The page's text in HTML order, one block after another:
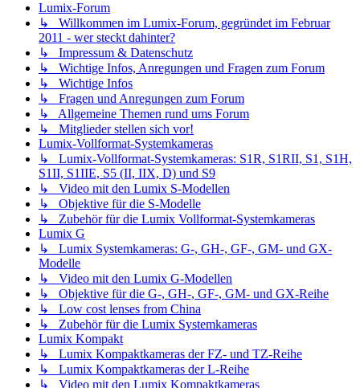
Lumix-Forum
↳ Willkommen im Lumix-Forum, gegründet im Februar
2011 - wer steckt dahinter?
↳ Impressum & Datenschutz
↳ Wichtige Infos, Anregungen und Fragen zum Forum
↳ Wichtige Infos
↳ Fragen und Anregungen zum Forum
↳ Allgemeine Themen rund ums Forum
↳ Mitglieder stellen sich vor!
Lumix-Vollformat-Systemkameras
↳ Lumix-Vollformat-Systemkameras: S1R, S1RII, S1, S1H,
S1II, S1IIE, S5 (II, IIX, D) und S9
↳ Video mit den Lumix S-Modellen
↳ Objektive für die S-Modelle
↳ Zubehör für die Lumix Vollformat-Systemkameras
Lumix G
↳ Lumix Systemkameras: G-, GH-, GF-, GM- und GX-
Modelle
↳ Video mit den Lumix G-Modellen
↳ Objektive für die G-, GH-, GF-, GM- und GX-Reihe
↳ Low cost lenses from China
↳ Zubehör für die Lumix Systemkameras
Lumix Kompakt
↳ Lumix Kompaktkameras der FZ- und TZ-Reihe
↳ Lumix Kompaktkameras der L-Reihe
↳ Video mit den Lumix Kompaktkameras